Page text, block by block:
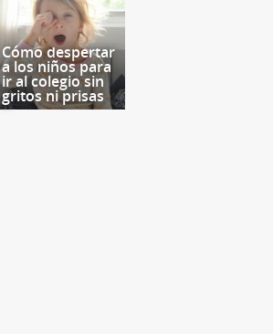
Cómo despertar
a los niños para
ir al colegio sin
gritos ni prisas